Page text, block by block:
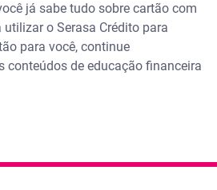
já sabe tudo sobre cartão com
o Serasa Crédito para
para você, continue
conteúdos de educação financeira